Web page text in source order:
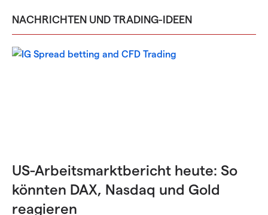
NACHRICHTEN UND TRADING-IDEEN
US-Arbeitsmarktbericht heute: So
könnten DAX, Nasdaq und Gold
reagieren